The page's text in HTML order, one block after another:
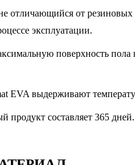
отличающийся от резиновых
эксплуатации.
поверхность
EVA выдерживают
продукт составляет 365 дней.